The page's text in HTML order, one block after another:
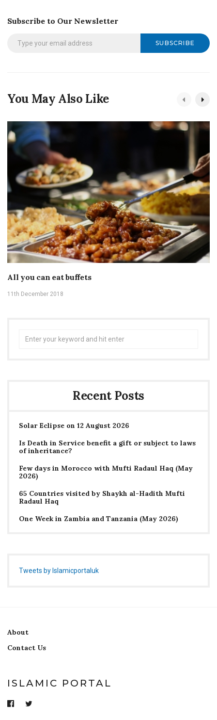
Subscribe to Our Newsletter
SUBSCRIBE
You May Also Like
All you can eat buffets
11th December 2018
Recent Posts
Solar Eclipse on 12 August 2026
Is Death in Service benefit a gift or subject to laws
of inheritance?
Few days in Morocco with Mufti Radaul Haq (May
2026)
65 Countries visited by Shaykh al-Hadith Mufti
Radaul Haq
One Week in Zambia and Tanzania (May 2026)
Tweets by Islamicportaluk
About
Contact Us
ISLAMIC PORTAL